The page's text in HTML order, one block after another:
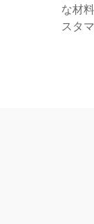
な材
スタ